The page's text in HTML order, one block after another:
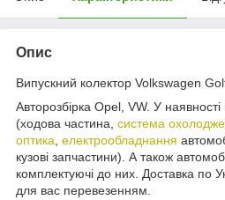
Опис
Випускний колектор Volkswagen
Авторозбірка Opel, VW. У
(ходова частина, система
оптика електрообладнання
кузові запчастини). А також
комплектуючі до них. Доставка по
для вас перевезенням.